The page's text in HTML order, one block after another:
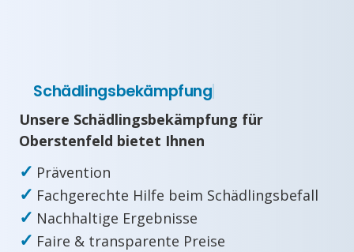
Schädlingsbekämpfung
Unsere Schädlingsbekämpfung für
Oberstenfeld bietet Ihnen
✓ Prävention
✓ Fachgerechte Hilfe beim Schädlingsbefall
✓ Nachhaltige Ergebnisse
✓ Faire & transparente Preise